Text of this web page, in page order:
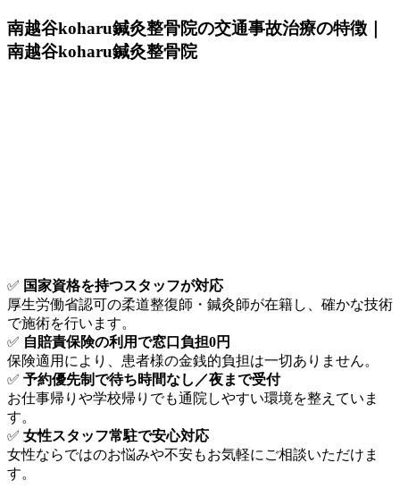
南越谷koharu鍼灸整骨院の交通事故治療の特徴｜
南越谷koharu鍼灸整骨院
✅ 国家資格を持つスタッフが対応
厚生労働省認可の柔道整復師・鍼灸師が在籍し、確かな技術
で施術を行います。
✅ 自賠責保険の利用で窓口負担0円
保険適用により、患者様の金銭的負担は一切ありません。
✅ 予約優先制で待ち時間なし／夜まで受付
お仕事帰りや学校帰りでも通院しやすい環境を整えていま
す。
✅ 女性スタッフ常駐で安心対応
女性ならではのお悩みや不安もお気軽にご相談いただけま
す。